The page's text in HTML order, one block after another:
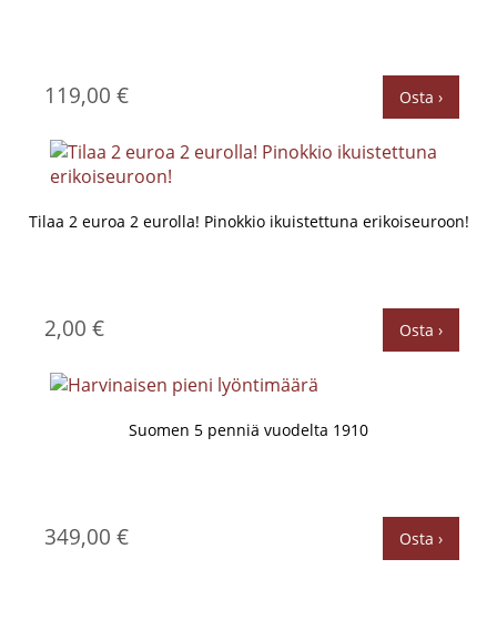
119,00 € Osta ›
Tilaa 2 euroa 2 eurolla! Pinokkio ikuistettuna erikoiseuroon!
2,00 € Osta ›
Suomen 5 penniä vuodelta 1910
349,00 € Osta ›